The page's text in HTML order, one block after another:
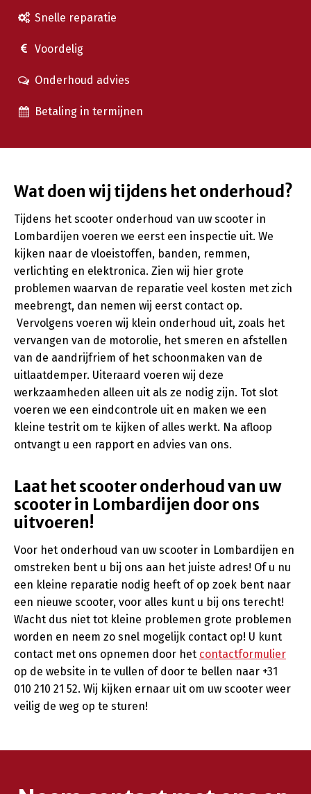
Snelle reparatie
Voordelig
Onderhoud advies
Betaling in termijnen
Wat doen wij tijdens het onderhoud?
Tijdens het scooter onderhoud van uw scooter in
Lombardijen voeren we eerst een inspectie uit. We
kijken naar de vloeistoffen, banden, remmen,
verlichting en elektronica. Zien wij hier grote
problemen waarvan de reparatie veel kosten met zich
meebrengt, dan nemen wij eerst contact op.
Vervolgens voeren wij klein onderhoud uit, zoals het
vervangen van de motorolie, het smeren en afstellen
van de aandrijfriem of het schoonmaken van de
uitlaatdemper. Uiteraard voeren wij deze
werkzaamheden alleen uit als ze nodig zijn. Tot slot
voeren we een eindcontrole uit en maken we een
kleine testrit om te kijken of alles werkt. Na afloop
ontvangt u een rapport en advies van ons.
Laat het scooter onderhoud van uw
scooter in Lombardijen door ons
uitvoeren!
Voor het onderhoud van uw scooter in Lombardijen en
omstreken bent u bij ons aan het juiste adres! Of u nu
een kleine reparatie nodig heeft of op zoek bent naar
een nieuwe scooter, voor alles kunt u bij ons terecht!
Wacht dus niet tot kleine problemen grote problemen
worden en neem zo snel mogelijk contact op! U kunt
contact met ons opnemen door het contactformulier
op de website in te vullen of door te bellen naar +31
010 210 21 52. Wij kijken ernaar uit om uw scooter weer
veilig de weg op te sturen!